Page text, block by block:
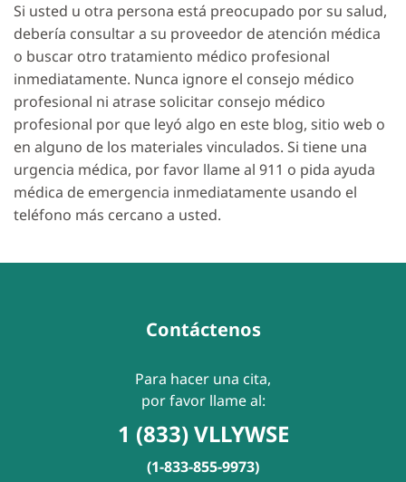
Si usted u otra persona está preocupado por su salud,
debería consultar a su proveedor de atención médica
o buscar otro tratamiento médico profesional
inmediatamente. Nunca ignore el consejo médico
profesional ni atrase solicitar consejo médico
profesional por que leyó algo en este blog, sitio web o
en alguno de los materiales vinculados. Si tiene una
urgencia médica, por favor llame al 911 o pida ayuda
médica de emergencia inmediatamente usando el
teléfono más cercano a usted.
Contáctenos
Para hacer una cita,
por favor llame al:
1 (833) VLLYWSE
(1-833-855-9973)